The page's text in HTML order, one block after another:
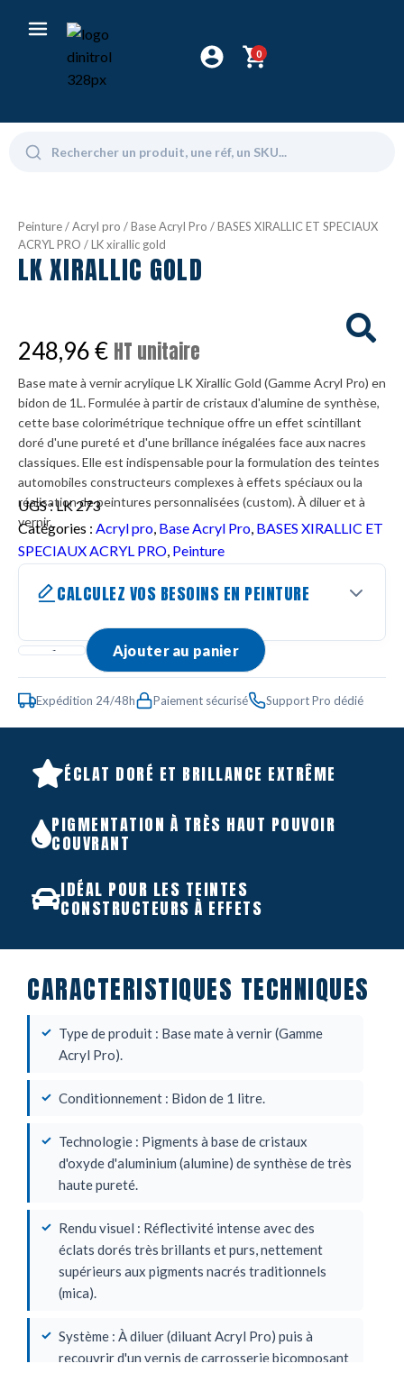
0
Peinture/Acryl pro /Base Acryl Pro /BASES XIRALLIC ET SPECIAUX
ACRYL PRO / LK xirallic gold
LK XIRALLIC GOLD
248,96€ HT unitaire
Base mate à vernir acrylique LK Xirallic Gold (Gamme Acryl Pro) en
bidon de 1L. Formulée à partir de cristaux d'alumine de synthèse,
cette base colorimétrique technique offre un effet scintillant
doré d'une pureté et d'une brillance inégalées face aux nacres
classiques. Elle est indispensable pour la formulation des teintes
automobiles constructeurs complexes à effets spéciaux ou la
réalisation de peintures personnalisées (custom). À diluer et à
vernir.
UGS :LK 273
Catégories : Acryl pro, Base Acryl Pro, BASES XIRALLIC ET
SPECIAUX ACRYL PRO, Peinture
CALCULEZ VOS BESOINS EN PEINTURE
Ajouter au panier
Expédition 24/48h Paiement sécurisé Support Pro dédié
ÉCLAT DORÉ ET BRILLANCE EXTRÊME
PIGMENTATION À TRÈS HAUT POUVOIR
COUVRANT
IDÉAL POUR LES TEINTES
CONSTRUCTEURS À EFFETS
CARACTERISTIQUES TECHNIQUES
Type de produit : Base mate à vernir (Gamme
Acryl Pro).
Conditionnement : Bidon de 1 litre.
Technologie : Pigments à base de cristaux
d'oxyde d'aluminium (alumine) de synthèse de très
haute pureté.
Rendu visuel : Réflectivité intense avec des
éclats dorés très brillants et purs, nettement
supérieurs aux pigments nacrés traditionnels
(mica).
Système : À diluer (diluant Acryl Pro) puis à
recouvrir d'un vernis de carrosserie bicomposant